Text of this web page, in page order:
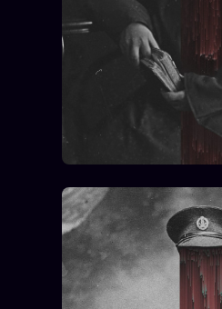
Z/S SYSTEMS
z/S SYSTEMS2026
BRAINS MODELS
GENERIC ARCHITECTS
Archives SMK26 TRANSM.
SMK Manifeste
Gossip Manifeste
Gossip Pacte
Infofiction